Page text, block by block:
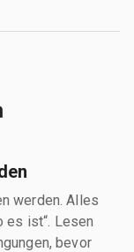
werden. Alles
es ist“. Lesen
bevor